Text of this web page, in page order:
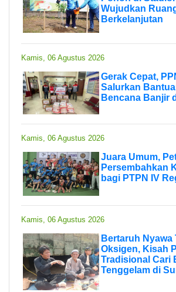
Wujudkan
Berkelanjutan
Kamis, 06 Agustus 2026
Gerak Cepat,
Salurkan
Bencana Banjir
Kamis, 06 Agustus 2026
Juara Umum,
Persembahkan
bagi PTPN IV
Kamis, 06 Agustus 2026
Bertaruh Nyawa
Oksigen, Kisah
Tradisional Cari
Tenggelam di